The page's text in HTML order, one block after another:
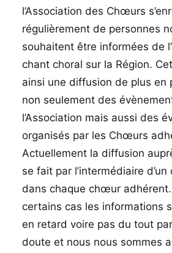
l’Association des Chœurs
régulièrement de personnes
souhaitent être informées de
chant choral sur la Région.
ainsi une diffusion de plus en
non seulement des
l’Association mais aussi des
organisés par les Chœurs
Actuellement la diffusion
se fait par l’intermédiaire
dans chaque chœur
certains cas les informations
en retard voire pas du tout
doute et nous nous sommes